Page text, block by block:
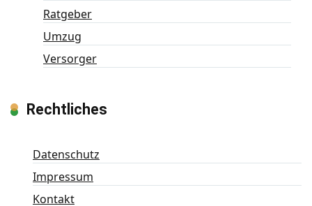
Ratgeber
Umzug
Versorger
Rechtliches
Datenschutz
Impressum
Kontakt